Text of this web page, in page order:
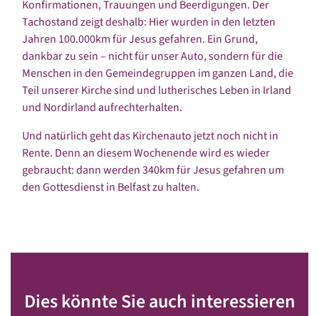
Konfirmationen, Trauungen und Beerdigungen. Der
Tachostand zeigt deshalb: Hier wurden in den letzten
Jahren 100.000km für Jesus gefahren. Ein Grund,
dankbar zu sein – nicht für unser Auto, sondern für die
Menschen in den Gemeindegruppen im ganzen Land, die
Teil unserer Kirche sind und lutherisches Leben in Irland
und Nordirland aufrechterhalten.
Und natürlich geht das Kirchenauto jetzt noch nicht in
Rente. Denn an diesem Wochenende wird es wieder
gebraucht: dann werden 340km für Jesus gefahren um
den Gottesdienst in Belfast zu halten.
Dies könnte Sie auch interessieren